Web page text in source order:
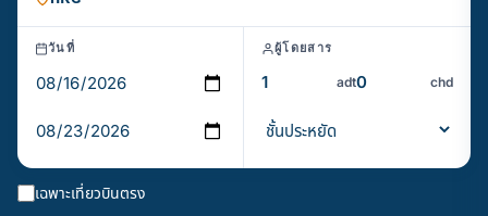
วันที่ ผู้โดยสาร
adt chd
เฉพาะเที่ยวบินตรง